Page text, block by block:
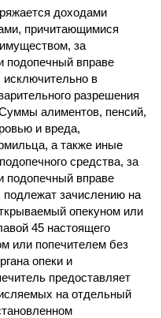
доходами
причитающимися
за
подопечный вправе
исключительно в
разрешения
алиментов, пенсий,
и вреда,
а также иные
средства, за
подопечный вправе
подлежат зачислению на
опекуном или
45 настоящего
или попечителем без
опеки и
предоставляет
на отдельный